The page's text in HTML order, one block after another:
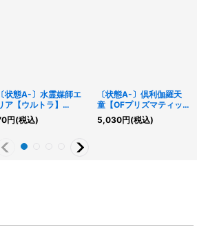
〔状態A-〕水霊媒師エ
ア【ウルトラ】
JP023}《モン
ター》
円(税込)
〔状態A-〕倶利伽羅天
童【OFプリズマティッ
クシークレット】
{LOSP-JP007}《モンス
5,030円(税込)